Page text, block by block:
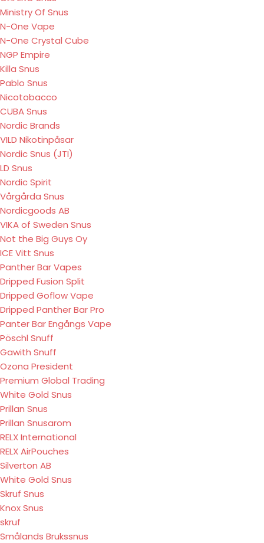
Ministry Of Snus
N-One Vape
N-One Crystal Cube
NGP Empire
Killa Snus
Pablo Snus
Nicotobacco
CUBA Snus
Nordic Brands
VILD Nikotinpåsar
Nordic Snus (JTI)
LD Snus
Nordic Spirit
Vårgårda Snus
Nordicgoods AB
VIKA of Sweden Snus
Not the Big Guys Oy
ICE Vitt Snus
Panther Bar Vapes
Dripped Fusion Split
Dripped Goflow Vape
Dripped Panther Bar Pro
Panter Bar Engångs Vape
Pöschl Snuff
Gawith Snuff
Ozona President
Premium Global Trading
White Gold Snus
Prillan Snus
Prillan Snusarom
RELX International
RELX AirPouches
Silverton AB
White Gold Snus
Skruf Snus
Knox Snus
skruf
Smålands Brukssnus